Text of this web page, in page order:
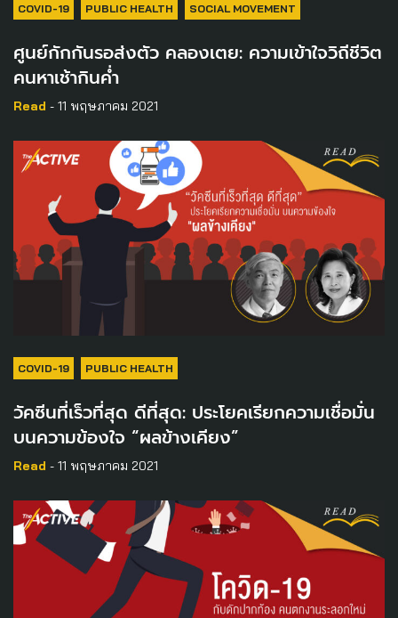
COVID-19 PUBLIC HEALTH SOCIAL MOVEMENT
ศูนย์กักกันรอส่งตัว คลองเตย: ความเข้าใจวิถีชีวิต
คนหาเช้ากินค่ำ
Read - 11 พฤษภาคม 2021
COVID-19 PUBLIC HEALTH
วัคซีนที่เร็วที่สุด ดีที่สุด: ประโยคเรียกความเชื่อมั่น
บนความข้องใจ “ผลข้างเคียง”
Read - 11 พฤษภาคม 2021